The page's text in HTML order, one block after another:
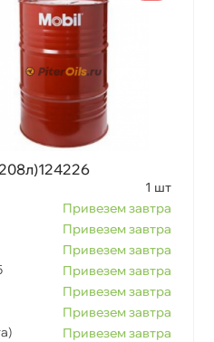
1 шт
Привезем завтра
Привезем завтра
Привезем завтра
Привезем завтра
Привезем завтра
Привезем завтра
Привезем завтра